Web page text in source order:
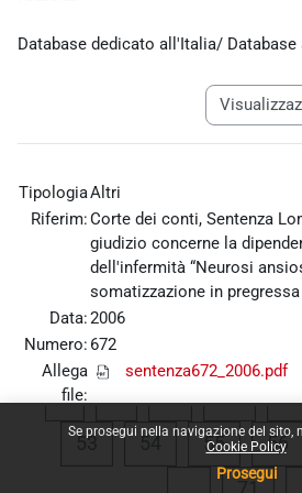
Se prosegui nella navigazione del sito,
Cookie Policy
Prosegui
Database dedicato all'Italia/ Database
Navigazione
TipologiaAltri
Riferim:Corte dei conti, Sentenza
giudizio concerne la
dell'infermità “Neurosi
somatizzazione in
Data:2006
Numero: 672
Allega
file:
sentenza672_2006.pdf
«Pagina precedente
1 … 49
53Pagina 53
54Pagina 54
55Pagina
56
71